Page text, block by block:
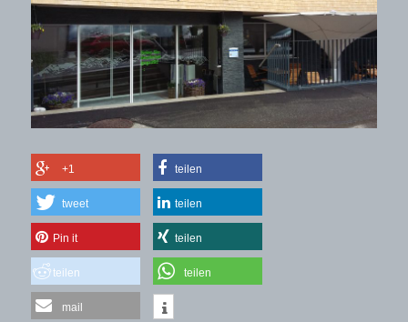
+1 teilen
tweet teilen
Pin it teilen
teilen teilen
mail